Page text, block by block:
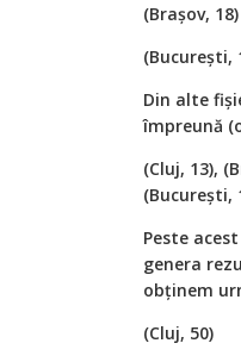
(Brașov, 18)
(București,
Din alte
împreună
(Cluj, 13),
(București,
Peste
genera
obținem
(Cluj, 50)